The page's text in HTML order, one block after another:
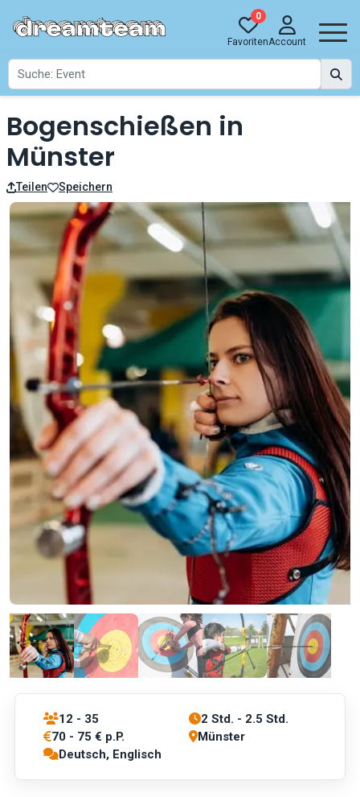
0
FavoritenAccount
Bogenschießen in
Münster
Teilen Speichern
12 - 35
2 Std. - 2.5 Std.
70 - 75 € p.P.
Münster
Deutsch, Englisch